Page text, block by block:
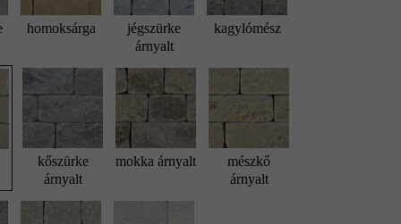
homoksárga
jégszürke
árnyalt
kagylómész
kőszürke
árnyalt
mokka árnyalt
mészkő
árnyalt